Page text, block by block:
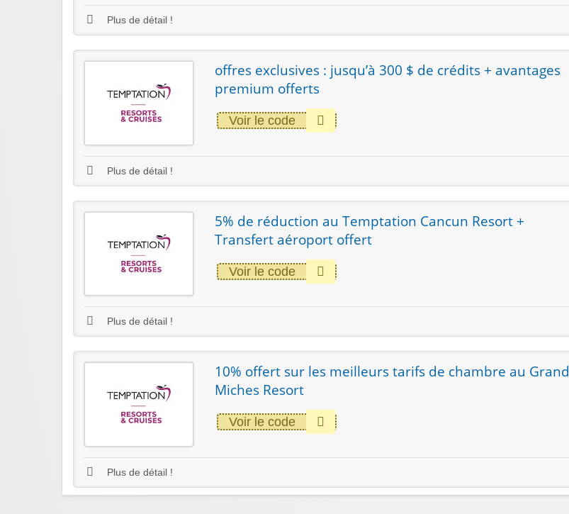
Plus de détail !
offres exclusives : jusqu’à 300 $ de crédits + avantages
premium offerts
Voir le code
Plus de détail !
5% de réduction au Temptation Cancun Resort +
Transfert aéroport offert
Voir le code
Plus de détail !
10% offert sur les meilleurs tarifs de chambre au Grand
Miches Resort
Voir le code
Plus de détail !